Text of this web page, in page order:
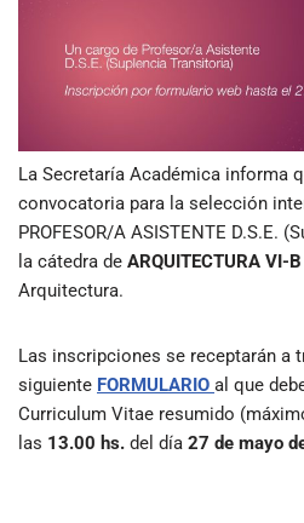
La Secretaría Académica informa
convocatoria para la selección
PROFESOR/A ASISTENTE D.S.E.
la cátedra de ARQUITECTURA VI-B
Arquitectura.
Las inscripciones se receptarán a
siguiente FORMULARIO al que
Curriculum Vitae resumido
las 13.00 hs. del día 27 de mayo